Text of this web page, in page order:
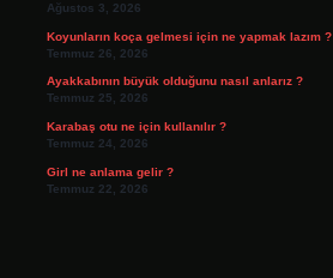
Ağustos 3, 2026
Koyunların koça gelmesi için ne yapmak lazım ?
Temmuz 26, 2026
Ayakkabının büyük olduğunu nasıl anlarız ?
Temmuz 25, 2026
Karabaş otu ne için kullanılır ?
Temmuz 24, 2026
Girl ne anlama gelir ?
Temmuz 22, 2026